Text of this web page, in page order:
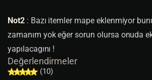
Not2: Bazı itemler mape eklenmiyor
zamanım yok eğer sorun olursa onuda
yapılacagını !
Değerlendirmeler
(10)